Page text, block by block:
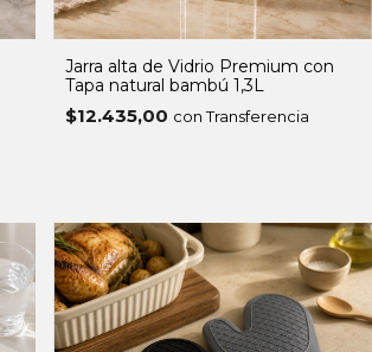
Jarra alta de Vidrio Premium con
Tapa natural bambú 1,3L
$12.435,00 con Transferencia